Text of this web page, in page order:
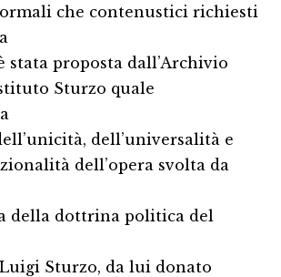
che contenustici richiesti
stata proposta dall’Archivio
Sturzo quale
dell’universalità e
dell’opera svolta da
della dottrina politica del
Sturzo, da lui donato